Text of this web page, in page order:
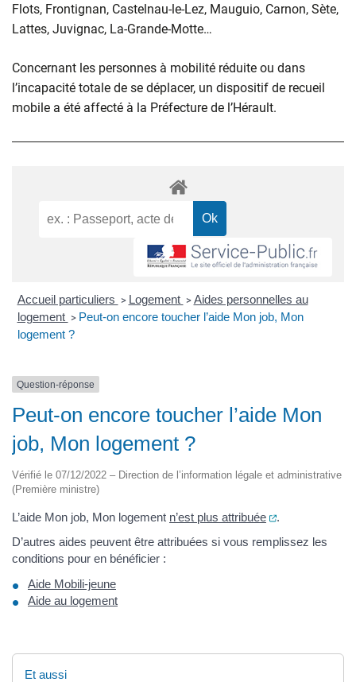
Flots, Frontignan, Castelnau-le-Lez, Mauguio, Carnon, Sète,
Lattes, Juvignac, La-Grande-Motte…
Concernant les personnes à mobilité réduite ou dans
l’incapacité totale de se déplacer, un dispositif de recueil
mobile a été affecté à la Préfecture de l’Hérault.
Accueil particuliers > Logement > Aides personnelles au
logement > Peut-on encore toucher l’aide Mon job, Mon
logement ?
Question-réponse
Peut-on encore toucher l’aide Mon
job, Mon logement ?
Vérifié le 07/12/2022 – Direction de l’information légale et administrative
(Première ministre)
L’aide Mon job, Mon logement n’est plus attribuée (ouverture
.
D’autres aides peuvent être attribuées si vous remplissez les
conditions pour en bénéficier :
Aide Mobili-jeune
Aide au logement
Et aussi